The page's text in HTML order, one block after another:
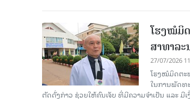
ໂຮງໝໍມິ
ສາທາລ
27/07/2026
ໂຮງໝໍມິດຕະ
ໃນການພັດທ
ຕັດດັ່ງກ່າວ ຊ່ວຍໃຫ້ຄົນເຈັບ ທີ່ມີຄວາມຈໍາເປັນ ແລະ ມີ